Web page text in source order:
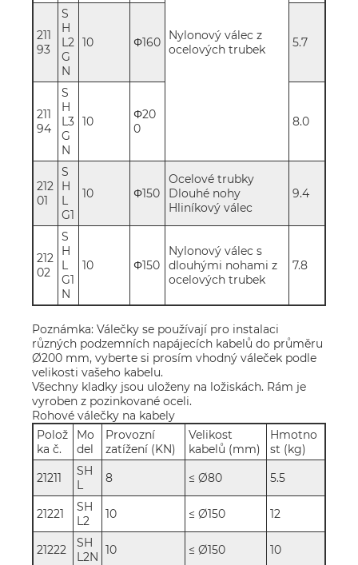
Nylonový válec z
ocelových trubek
211
93
S
H
L2
G
N
10 Φ160 5.7
211
94
S
H
L3
G
N
10
Φ20
0
8.0
212
01
S
H
L
G1
10 Φ150
Ocelové trubky
Dlouhé nohy
Hliníkový válec
9.4
212
02
S
H
L
G1
N
10 Φ150
Nylonový válec s
dlouhými nohami z
ocelových trubek
7.8
Poznámka: Válečky se používají pro instalaci
různých podzemních napájecích kabelů do průměru
Ø200 mm, vyberte si prosím vhodný váleček podle
velikosti vašeho kabelu.
Všechny kladky jsou uloženy na ložiskách. Rám je
vyroben z pozinkované oceli.
Rohové válečky na kabely
Polož
ka č.
Mo
del
Provozní
zatížení (KN)
Velikost
kabelů (mm)
Hmotno
st (kg)
21211
SH
L
8 ≤ Ø80 5.5
21221
SH
L2
10 ≤ Ø150 12
21222
SH
L2N 10 ≤ Ø150 10